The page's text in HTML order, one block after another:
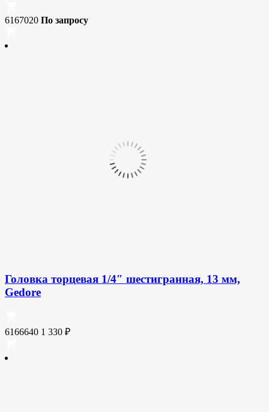
6167020 По запросу
Головка торцевая 1/4″ шестигранная, 13 мм,
Gedore
6166640 1 330 ₽